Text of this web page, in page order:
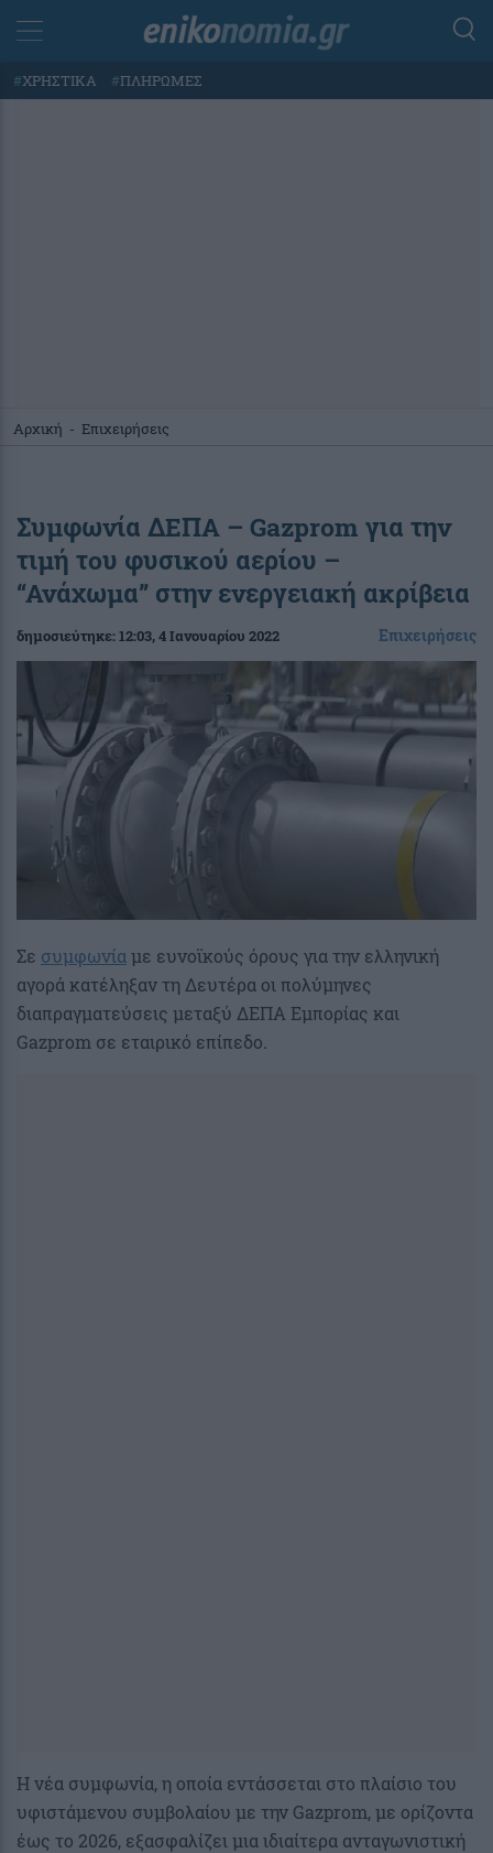
#ΧΡΗΣΤΙΚΑ #ΠΛΗΡΩΜΕΣ
Αρχική - Επιχειρήσεις
Συμφωνία ΔΕΠΑ – Gazprom για την
τιμή του φυσικού αερίου –
“Ανάχωμα” στην ενεργειακή ακρίβεια
δημοσιεύτηκε:12:03, 4 Ιανουαρίου 2022 Επιχειρήσεις
Σε συμφωνία με ευνοϊκούς όρους για την ελληνική
αγορά κατέληξαν τη Δευτέρα οι πολύμηνες
διαπραγματεύσεις μεταξύ ΔΕΠΑ Εμπορίας και
Gazprom σε εταιρικό επίπεδο.
Η νέα συμφωνία, η οποία εντάσσεται στο πλαίσιο του
υφιστάμενου συμβολαίου με την Gazprom, με ορίζοντα
έως το 2026, εξασφαλίζει μια ιδιαίτερα ανταγωνιστική